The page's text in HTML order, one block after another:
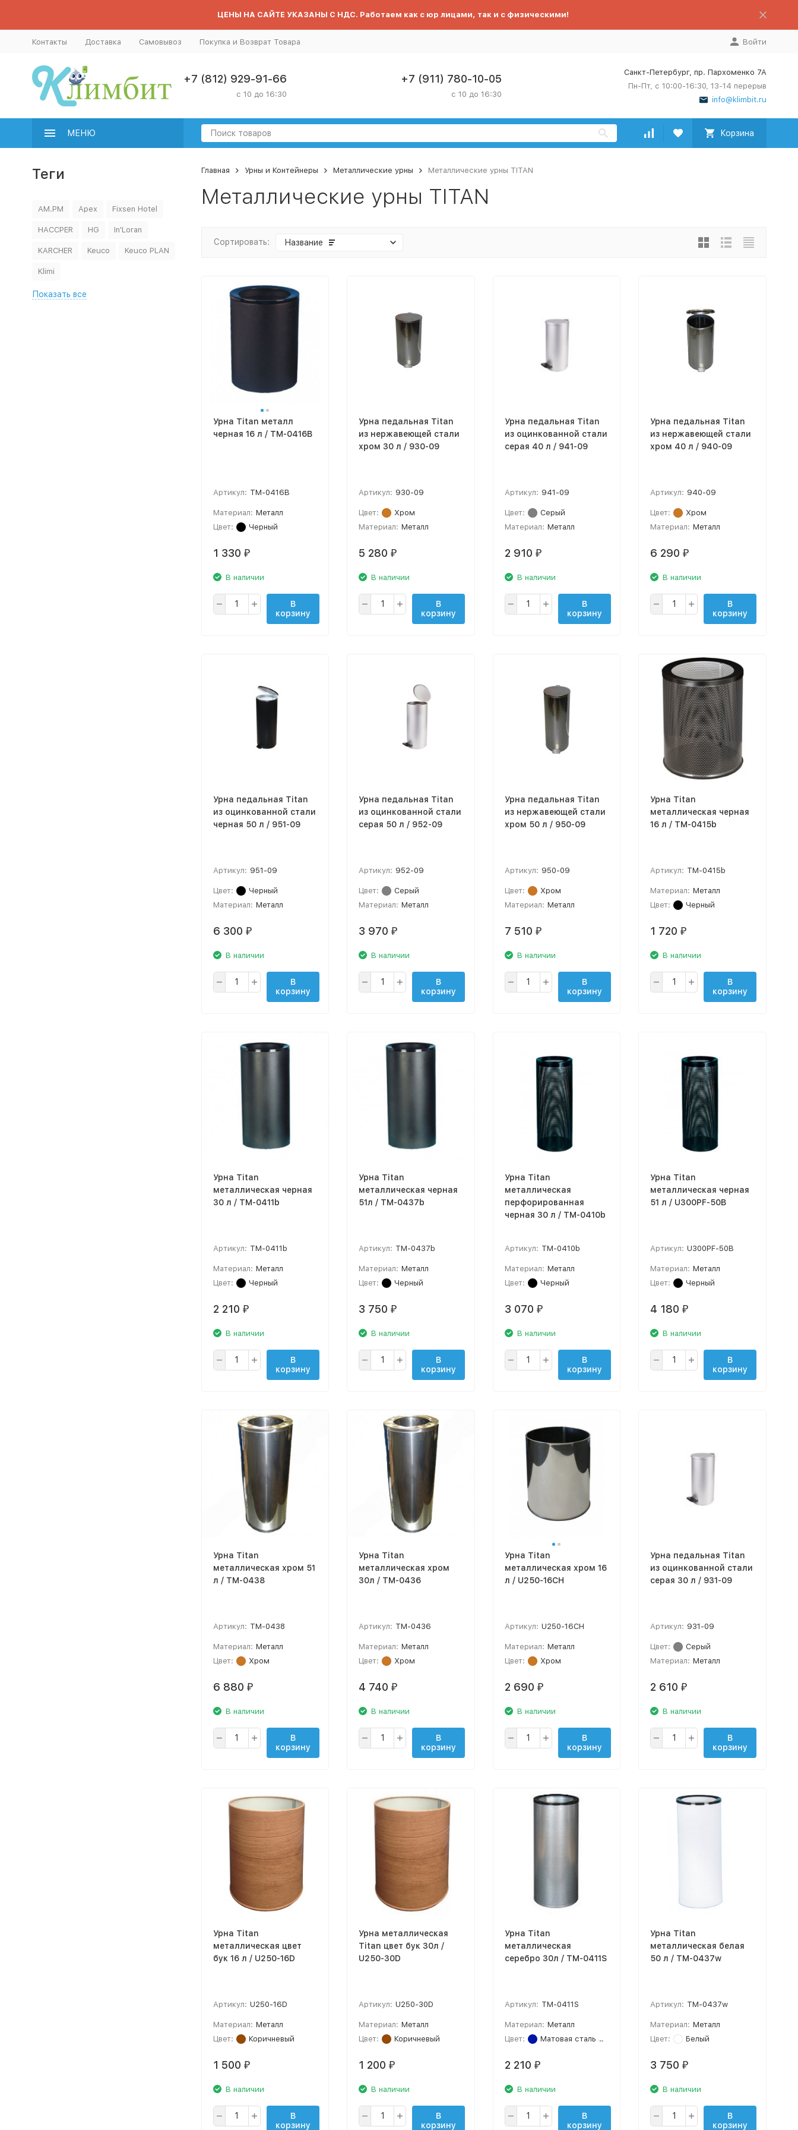
ЦЕНЫ НА САЙТЕ УКАЗАНЫ С НДС. Работаем как с юр лицами, так и с физическими!
Контакты Доставка Самовывоз Покупка и Возврат Товара Войти
+7 (812) 929-91-66
с 10 до 16:30
+7 (911) 780-10-05
с 10 до 16:30
Санкт-Петербург, пр. Пархоменко 7А
Пн-Пт, с 10:00-16:30, 13-14 перерыв
info@klimbit.ru
МЕНЮ Корзина
Главная Урны и Контейнеры Металлические урны Металлические урны TITAN
Металлические урны TITAN
Сортировать: Название
Урна Titan металл
черная 16 л / TM-0416B
Артикул: TM-0416B
Материал: Металл
Цвет:
Черный
1 330 ₽
В наличии
В
корзину
Урна педальная Titan
из нержавеющей стали
хром 30 л / 930-09
Артикул: 930-09
Цвет:
Хром
Материал: Металл
5 280 ₽
В наличии
В
корзину
Урна педальная Titan
из оцинкованной стали
серая 40 л / 941-09
Артикул: 941-09
Цвет:
Серый
Материал: Металл
2 910 ₽
В наличии
В
корзину
Урна педальная Titan
из нержавеющей стали
хром 40 л / 940-09
Артикул: 940-09
Цвет:
Хром
Материал: Металл
6 290 ₽
В наличии
В
корзину
Урна педальная Titan
из оцинкованной стали
черная 50 л / 951-09
Артикул: 951-09
Цвет:
Черный
Материал: Металл
6 300 ₽
В наличии
В
корзину
Урна педальная Titan
из оцинкованной стали
серая 50 л / 952-09
Артикул: 952-09
Цвет:
Серый
Материал: Металл
3 970 ₽
В наличии
В
корзину
Урна педальная Titan
из нержавеющей стали
хром 50 л / 950-09
Артикул: 950-09
Цвет:
Хром
Материал: Металл
7 510 ₽
В наличии
В
корзину
Урна Titan
металлическая черная
16 л / TM-0415b
Артикул: TM-0415b
Материал: Металл
Цвет:
Черный
1 720 ₽
В наличии
В
корзину
Урна Titan
металлическая черная
30 л / TM-0411b
Артикул: TM-0411b
Материал: Металл
Цвет:
Черный
2 210 ₽
В наличии
В
корзину
Урна Titan
металлическая черная
51л / TM-0437b
Артикул: TM-0437b
Материал: Металл
Цвет:
Черный
3 750 ₽
В наличии
В
корзину
Урна Titan
металлическая
перфорированная
черная 30 л / TM-0410b
Артикул: TM-0410b
Материал: Металл
Цвет:
Черный
3 070 ₽
В наличии
В
корзину
Урна Titan
металлическая черная
51 л / U300PF-50B
Артикул: U300PF-50B
Материал: Металл
Цвет:
Черный
4 180 ₽
В наличии
В
корзину
Урна Titan
металлическая хром 51
л / TM-0438
Артикул: TM-0438
Материал: Металл
Цвет:
Хром
6 880 ₽
В наличии
В
корзину
Урна Titan
металлическая хром
30л / TM-0436
Артикул: TM-0436
Материал: Металл
Цвет:
Хром
4 740 ₽
В наличии
В
корзину
Урна Titan
металлическая хром 16
л / U250-16CH
Артикул: U250-16CH
Материал: Металл
Цвет:
Хром
2 690 ₽
В наличии
В
корзину
Урна педальная Titan
из оцинкованной стали
серая 30 л / 931-09
Артикул: 931-09
Цвет:
Серый
Материал: Металл
2 610 ₽
В наличии
В
корзину
Урна Titan
металлическая цвет
бук 16 л / U250-16D
Артикул: U250-16D
Материал: Металл
Цвет:
Коричневый
1 500 ₽
В наличии
В
корзину
Урна металлическая
Titan цвет бук 30л /
U250-30D
Артикул: U250-30D
Материал: Металл
Цвет:
Коричневый
1 200 ₽
В наличии
В
корзину
Урна Titan
металлическая
серебро 30л / TM-0411S
Артикул: TM-0411S
Материал: Металл
Цвет:
Матовая сталь
2 210 ₽
В наличии
В
корзину
Урна Titan
металлическая белая
50 л / TM-0437w
Артикул: TM-0437w
Материал: Металл
Цвет:
Белый
3 750 ₽
В наличии
В
корзину
Теги
AM.PM Apex Fixsen Hotel
HACCPER HG In'Loran
KARCHER Keuco Keuco PLAN
Klimi
Показать все